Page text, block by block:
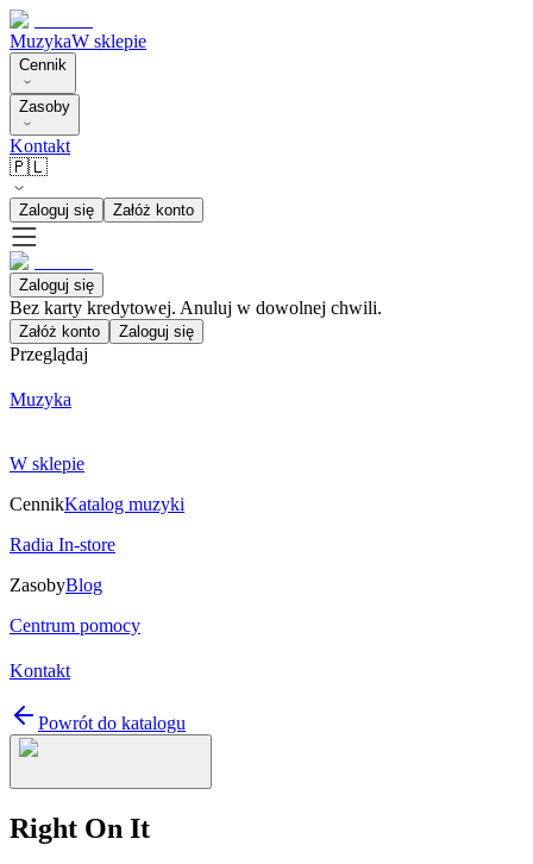
MuzykaW sklepie
Cennik
Zasoby
Kontakt
🇵🇱
Zaloguj się Załóż konto
Zaloguj się
Bez karty kredytowej. Anuluj w dowolnej chwili.
Załóż konto Zaloguj się
Przeglądaj
Muzyka
W sklepie
CennikKatalog muzyki
Radia In-store
ZasobyBlog
Centrum pomocy
Kontakt
Powrót do katalogu
Right On It